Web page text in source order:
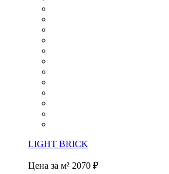
LIGHT BRICK
Цена за м² 2070 ₽